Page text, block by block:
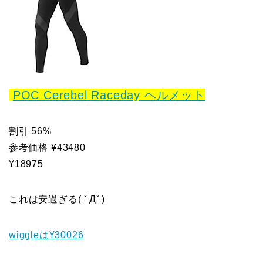
POC Cerebel Raceday ヘルメット
割引 56%
参考価格 ¥43480
¥18975
これは安過ぎる( ﾟДﾟ)
wiggleは¥30026